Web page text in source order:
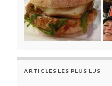
ARTICLES LES PLUS LUS